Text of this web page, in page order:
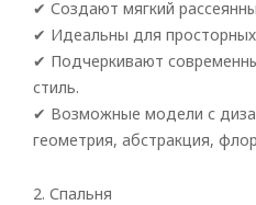
✔ Создают мягкий
✔ Идеальны для
✔ Подчеркивают
стиль.
✔ Возможные модели с
геометрия, абстракция,
2. Спальня